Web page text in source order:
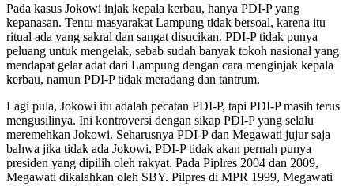
Pada kasus Jokowi injak kepala kerbau, hanya PDI-P yang
kepanasan. Tentu masyarakat Lampung tidak bersoal, karena itu
ritual ada yang sakral dan sangat disucikan. PDI-P tidak punya
peluang untuk mengelak, sebab sudah banyak tokoh nasional yang
mendapat gelar adat dari Lampung dengan cara menginjak kepala
kerbau, namun PDI-P tidak meradang dan tantrum.
Lagi pula, Jokowi itu adalah pecatan PDI-P, tapi PDI-P masih terus
mengusilinya. Ini kontroversi dengan sikap PDI-P yang selalu
meremehkan Jokowi. Seharusnya PDI-P dan Megawati jujur saja
bahwa jika tidak ada Jokowi, PDI-P tidak akan pernah punya
presiden yang dipilih oleh rakyat. Pada Piplres 2004 dan 2009,
Megawati dikalahkan oleh SBY. Pilpres di MPR 1999, Megawati